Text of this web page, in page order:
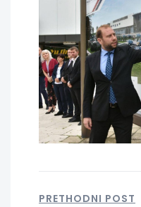
PRETHODNI POST